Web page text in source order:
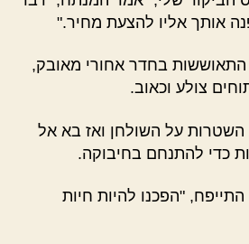
אותך אליו להצעת מחיר."
בחדר אחורי מאובק,
צולע וכאוב.
על השולחן ואז בא אל
כדי להתנחם בחיבוקה.
התייפח, "הפכנו להיות חיות